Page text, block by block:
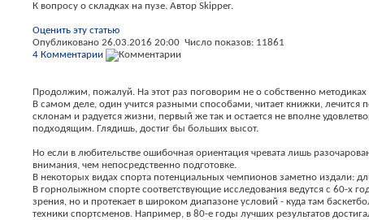
К вопросу о складках на пузе. Автор Skipper.
Оценить эту статью
Опубликовано 26.03.2016 20:00 Число показов: 11861
4 Комментарии
Продолжим, пожалуй. На этот раз поговорим не о собственно
В самом деле, один учится разными способами, читает книжки, лечится
склонам и радуется жизни, первый же так и остается не вполне
подходящим. Глядишь, достиг бы больших высот.
Но если в любительстве ошибочная ориентация чревата лишь
внимания, чем непосредственно подготовке.
В некоторых видах спорта потенциальных чемпионов заметно издали:
В горнолыжном спорте соответствующие исследования ведутся с 60-х
зрения, но и протекает в широком диапазоне условий - куда там
техники спортсменов. Например, в 80-е годы лучших результатов